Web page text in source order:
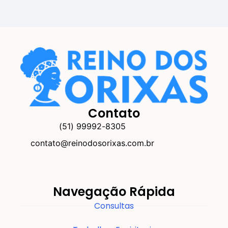
Contato
(51) 99992-8305
contato@reinodosorixas.com.br
Navegação Rápida
Consultas